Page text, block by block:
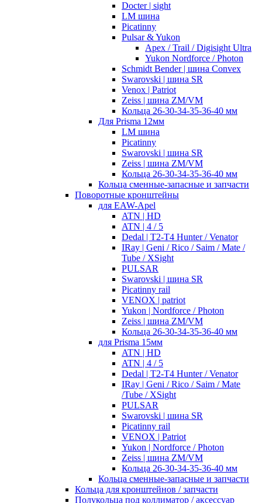
Docter | sight
LM шина
Picatinny
Pulsar & Yukon
Apex / Trail / Digisight Ultra
Yukon Nordforce / Photon
Schmidt Bender | шина Convex
Swarovski | шина SR
Venox | Patriot
Zeiss | шина ZM/VM
Кольца 26-30-34-35-36-40 мм
Для Prisma 12мм
LM шина
Picatinny
Swarovski | шина SR
Zeiss | шина ZM/VM
Кольца 26-30-34-35-36-40 мм
Кольца сменные-запасные и запчасти
Поворотные кронштейны
для EAW-Apel
ATN | HD
ATN | 4 / 5
Dedal | T2-T4 Hunter / Venator
IRay | Geni / Rico / Saim / Mate /
Tube / XSight
PULSAR
Swarovski | шина SR
Picatinny rail
VENOX | patriot
Yukon | Nordforce / Photon
Zeiss | шина ZM/VM
Кольца 26-30-34-35-36-40 мм
для Prisma 15мм
ATN | HD
ATN | 4 / 5
Dedal | T2-T4 Hunter / Venator
IRay | Geni / Rico / Saim / Mate
/Tube / XSight
PULSAR
Swarovski | шина SR
Picatinny rail
VENOX | Patriot
Yukon | Nordforce / Photon
Zeiss | шина ZM/VM
Кольца 26-30-34-35-36-40 мм
Кольца сменные-запасные и запчасти
Кольца для кронштейнов / запчасти
Полукольца под коллиматор / аксессуар